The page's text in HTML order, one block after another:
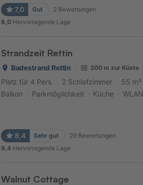
7,0 Gut 2 Bewertungen
8,0 Hervorragende Lage
Strandzeit Rettin
Badestrand Rettin 300 m zur Küste
Platz für 4 Pers. 2 Schlafzimmer
55 m²
Balkon
Parkmöglichkeit Küche WLAN
8,4 Sehr gut 29 Bewertungen
9,4 Hervorragende Lage
Walnut Cottage